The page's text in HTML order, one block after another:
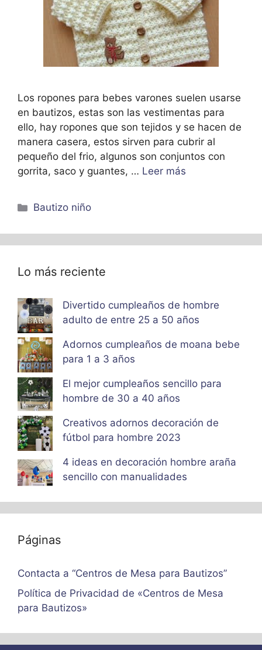
Los ropones para bebes varones suelen usarse
en bautizos, estas son las vestimentas para
ello, hay ropones que son tejidos y se hacen de
manera casera, estos sirven para cubrir al
pequeño del frio, algunos son conjuntos con
gorrita, saco y guantes, … Leer más
Categorías
Bautizo niño
Lo más reciente
Divertido cumpleaños de hombre
adulto de entre 25 a 50 años
Adornos cumpleaños de moana bebe
para 1 a 3 años
El mejor cumpleaños sencillo para
hombre de 30 a 40 años
Creativos adornos decoración de
fútbol para hombre 2023
4 ideas en decoración hombre araña
sencillo con manualidades
Páginas
Contacta a “Centros de Mesa para Bautizos”
Política de Privacidad de «Centros de Mesa
para Bautizos»